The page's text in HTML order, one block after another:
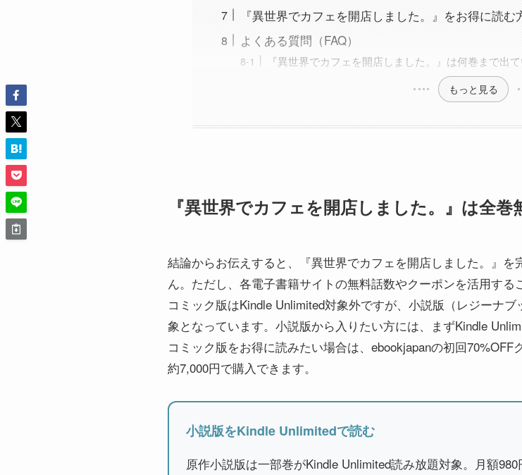
『異世界でカフェを開店しました。』をお得に読む
よくある質問（FAQ）
『異世界でカフェを開店しました。』は何巻まで出
もっと見る
『異世界でカフェを開店しました。』は全巻
結論からお伝えすると、『異世界でカフェを開店しました。』
ん。ただし、各電子書籍サイトの無料話数やクーポンを活用する
コミック版はKindle Unlimited対象外ですが、小説版（レジーナ
象となっています。小説版から入りたい方には、まずKindle
コミック版をお得に読みたい場合は、ebookjapanの初回
約7,000円で購入できます。
小説版をKindle Unlimitedで読む
原作小説版は一部巻がKindle Unlimited読み放題対象。月額